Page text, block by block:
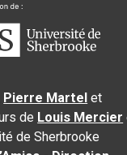
Pierre Martel et
de Louis Mercier
de Sherbrooke